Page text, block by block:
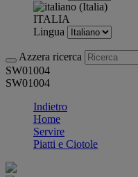
ITALIA
Lingua
Azzera ricerca
SW01004
SW01004
Indietro
Home
Servire
Piatti e Ciotole